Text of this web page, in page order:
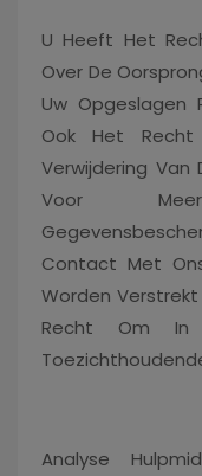
U Heeft Het
Over De
Uw Opgeslagen
Ook Het Recht
Verwijdering Van
Voor
Contact Met
Worden
Recht Om
Analyse